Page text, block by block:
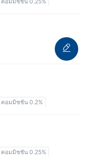
คอมมิชชัน 0.2%
คอมมิชชัน 0.25%